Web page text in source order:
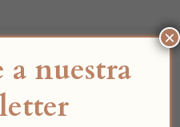
Posadero
a nuestra
×